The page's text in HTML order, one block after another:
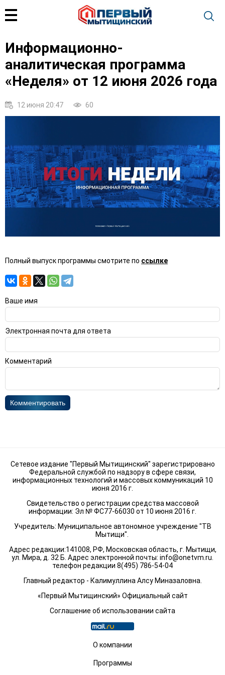
Информационно-
аналитическая программа
«Неделя» от 12 июня 2026 года
12 июня 20:47 60
Полный выпуск программы смотрите по ссылке
Ваше имя
Электронная почта для ответа
Комментарий
Комментировать
Сетевое издание "Первый Мытищинский" зарегистрировано
Федеральной службой по надзору в сфере связи,
информационных технологий и массовых коммуникаций 10
июня 2016 г.
Свидетельство о регистрации средства массовой
информации: Эл № ФС77-66030 от 10 июня 2016 г.
Учредитель: Муниципальное автономное учреждение "ТВ
Мытищи".
Адрес редакции:141008, РФ, Московская область, г. Мытищи,
ул. Мира, д. 32 Б. Адрес электронной почты: info@onetvm.ru.
телефон редакции 8(495) 786-54-04
Главный редактор - Калимуллина Алсу Миназаловна.
«Первый Мытищинский» Официальный сайт
Соглашение об использовании сайта
О компании
Программы